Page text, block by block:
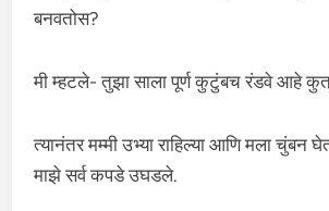
बनवतोस?
मी म्हटले- तुझा साला पूर्ण कुटुंबच रंडवे आहे
त्यानंतर मम्मी उभ्या राहिल्या आणि मला चुंबन
माझे सर्व कपडे उघडले.